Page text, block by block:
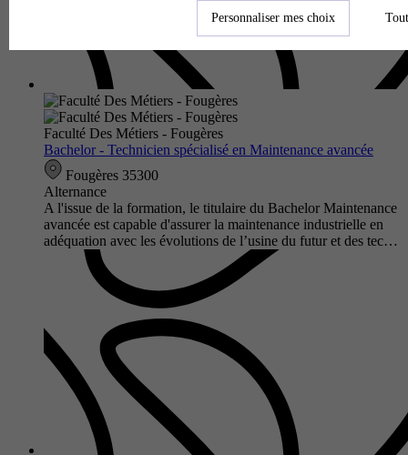
Faculté Des Métiers - Fougères
Bachelor - Technicien spécialisé en Maintenance avancée
Fougères 35300
Alternance
A l'issue de la formation, le titulaire du Bachelor Maintenance
avancée est capable d'assurer la maintenance industrielle en
adéquation avec les évolutions de l’usine du futur et des tec…
Personnaliser mes choix